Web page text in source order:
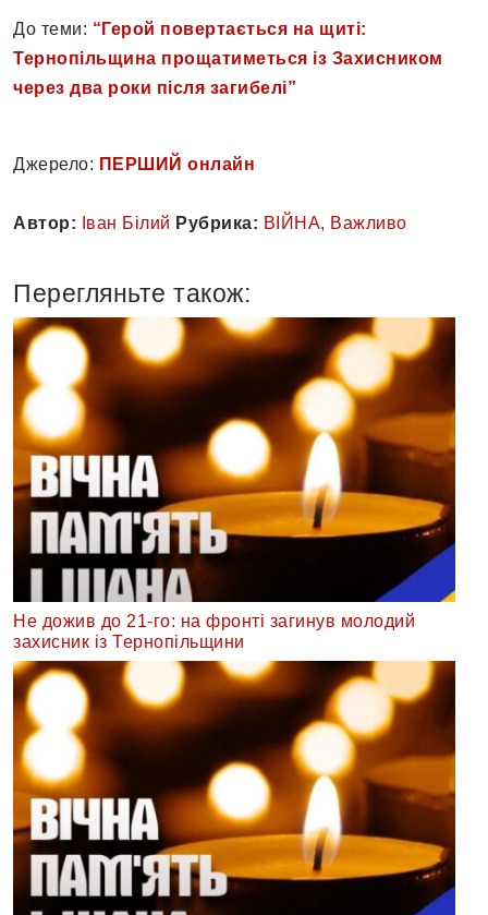
До теми: “Герой повертається на щиті:
Тернопільщина прощатиметься із Захисником
через два роки після загибелі”
Джерело: ПЕРШИЙ онлайн
Автор: Іван Білий Рубрика: ВІЙНА, Важливо
Перегляньте також:
Не дожив до 21-го: на фронті загинув молодий
захисник із Тернопільщини